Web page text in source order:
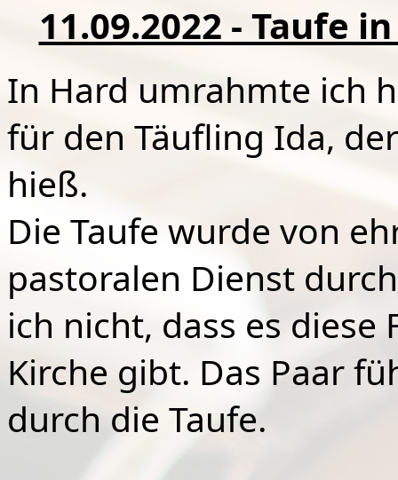
11.09.2022 - Taufe
In Hard umrahmte ich
für den Täufling Ida,
hieß.
Die Taufe wurde von
pastoralen Dienst
ich nicht, dass es
Kirche gibt. Das Paar
durch die Taufe.